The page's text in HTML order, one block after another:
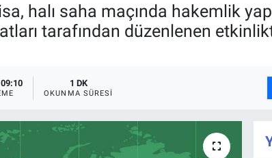
halı saha maçında hakemlik
tarafından düzenlenen
1 DK
OKUNMA SÜRESI